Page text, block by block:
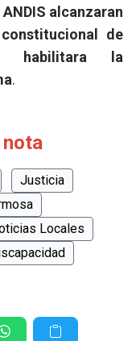
alcanzaran
de
habilitara la
.
Justicia
Locales